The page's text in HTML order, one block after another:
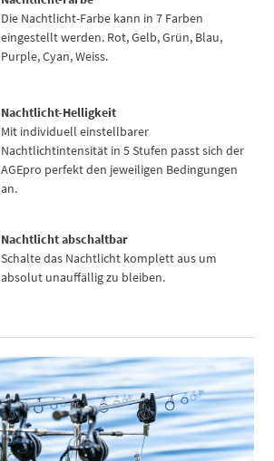
Die Nachtlicht-Farbe kann in 7 Farben
eingestellt werden. Rot, Gelb, Grün, Blau,
Purple, Cyan, Weiss.
Nachtlicht-Helligkeit
Mit individuell einstellbarer
Nachtlichtintensität in 5 Stufen passt sich der
AGEpro perfekt den jeweiligen Bedingungen
an.
Nachtlicht abschaltbar
Schalte das Nachtlicht komplett aus um
absolut unauffällig zu bleiben.